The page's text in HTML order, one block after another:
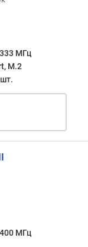
МГц
M.2
МГц